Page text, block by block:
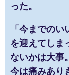
った。
「今までの
を迎えてしま
ないかは大事
今は痛みあり